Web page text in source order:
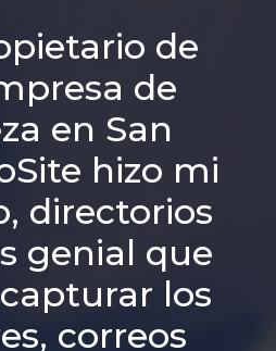
de
de
en San
hizo mi
directorios
genial que
los
correos